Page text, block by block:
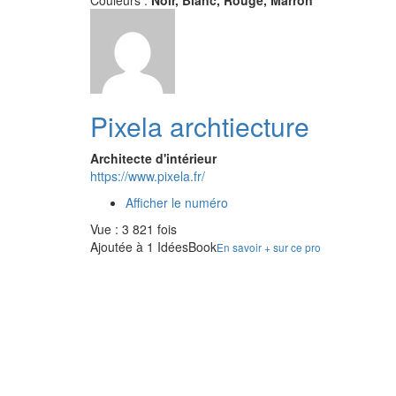
Pixela archtiecture
Architecte d'intérieur
https://www.pixela.fr/
Afficher le numéro
Vue : 3 821 fois
Ajoutée à 1 IdéesBookEn savoir + sur ce pro